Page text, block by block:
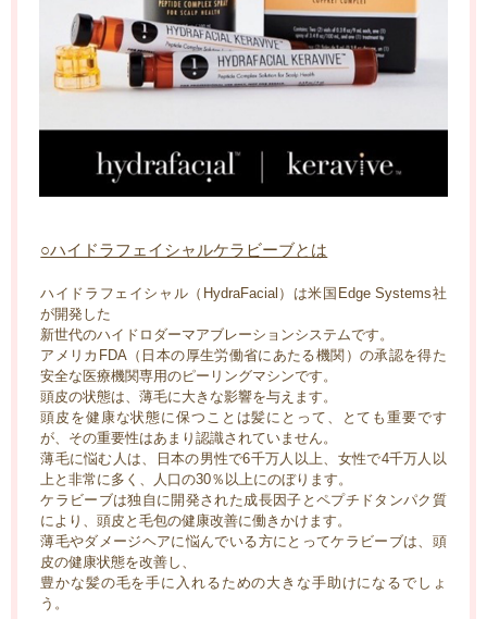
○ハイドラフェイシャルケラビーブとは
ハイドラフェイシャル（HydraFacial）は米国Edge Systems社
が開発した
新世代のハイドロダーマアブレーションシステムです。
アメリカFDA（日本の厚生労働省にあたる機関）の承認を得た
安全な医療機関専用のピーリングマシンです。
頭皮の状態は、薄毛に大きな影響を与えます。
頭皮を健康な状態に保つことは髪にとって、とても重要です
が、その重要性はあまり認識されていません。
薄毛に悩む人は、日本の男性で6千万人以上、女性で4千万人以
上と非常に多く、人口の30％以上にのぼります。
ケラビーブは独自に開発された成長因子とペプチドタンパク質
により、頭皮と毛包の健康改善に働きかけます。
薄毛やダメージヘアに悩んでいる方にとってケラビーブは、頭
皮の健康状態を改善し、
豊かな髪の毛を手に入れるための大きな手助けになるでしょ
う。